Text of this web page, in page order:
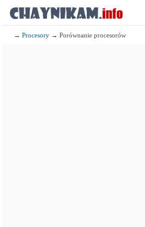
→Procesory → Porównanie procesorów